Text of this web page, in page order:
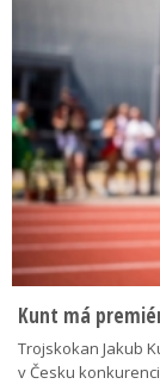
Kunt má
Trojskokan Jakub
v Česku